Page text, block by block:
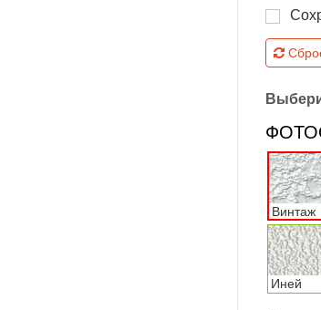
Винтаж
Иней